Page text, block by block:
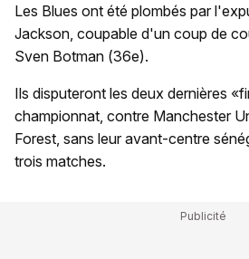
Les Blues ont été plombés par
Jackson, coupable d'un coup de
Sven Botman (36e).
Ils disputeront les deux dernières
championnat, contre Manchester
Forest, sans leur avant-centre
trois matches.